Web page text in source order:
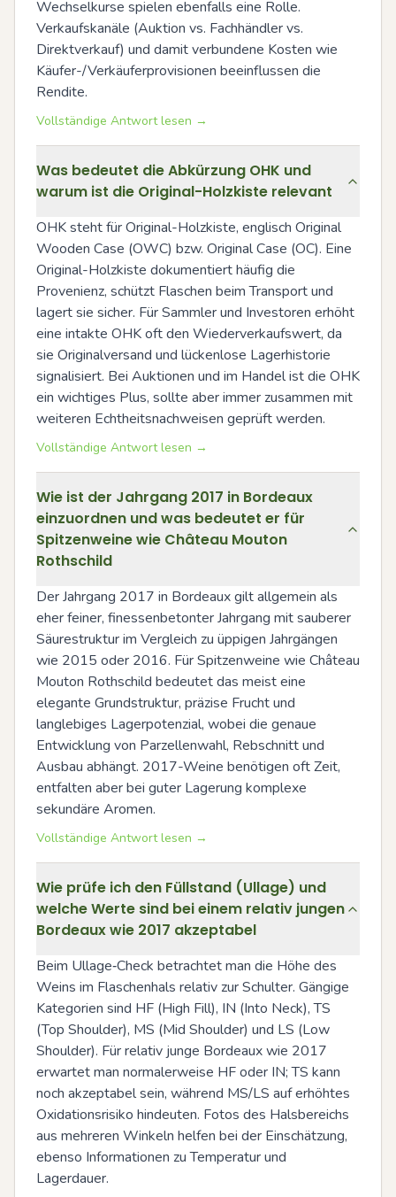
Wechselkurse spielen ebenfalls eine Rolle.
Verkaufskanäle (Auktion vs. Fachhändler vs.
Direktverkauf) und damit verbundene Kosten wie
Käufer-/Verkäuferprovisionen beeinflussen die
Rendite.
Vollständige Antwort lesen →
Was bedeutet die Abkürzung OHK und
warum ist die Original-Holzkiste relevant
OHK steht für Original-Holzkiste, englisch Original
Wooden Case (OWC) bzw. Original Case (OC). Eine
Original-Holzkiste dokumentiert häufig die
Provenienz, schützt Flaschen beim Transport und
lagert sie sicher. Für Sammler und Investoren erhöht
eine intakte OHK oft den Wiederverkaufswert, da
sie Originalversand und lückenlose Lagerhistorie
signalisiert. Bei Auktionen und im Handel ist die OHK
ein wichtiges Plus, sollte aber immer zusammen mit
weiteren Echtheitsnachweisen geprüft werden.
Vollständige Antwort lesen →
Wie ist der Jahrgang 2017 in Bordeaux
einzuordnen und was bedeutet er für
Spitzenweine wie Château Mouton
Rothschild
Der Jahrgang 2017 in Bordeaux gilt allgemein als
eher feiner, finessenbetonter Jahrgang mit sauberer
Säurestruktur im Vergleich zu üppigen Jahrgängen
wie 2015 oder 2016. Für Spitzenweine wie Château
Mouton Rothschild bedeutet das meist eine
elegante Grundstruktur, präzise Frucht und
langlebiges Lagerpotenzial, wobei die genaue
Entwicklung von Parzellenwahl, Rebschnitt und
Ausbau abhängt. 2017-Weine benötigen oft Zeit,
entfalten aber bei guter Lagerung komplexe
sekundäre Aromen.
Vollständige Antwort lesen →
Wie prüfe ich den Füllstand (Ullage) und
welche Werte sind bei einem relativ jungen
Bordeaux wie 2017 akzeptabel
Beim Ullage‑Check betrachtet man die Höhe des
Weins im Flaschenhals relativ zur Schulter. Gängige
Kategorien sind HF (High Fill), IN (Into Neck), TS
(Top Shoulder), MS (Mid Shoulder) und LS (Low
Shoulder). Für relativ junge Bordeaux wie 2017
erwartet man normalerweise HF oder IN; TS kann
noch akzeptabel sein, während MS/LS auf erhöhtes
Oxidationsrisiko hindeuten. Fotos des Halsbereichs
aus mehreren Winkeln helfen bei der Einschätzung,
ebenso Informationen zu Temperatur und
Lagerdauer.